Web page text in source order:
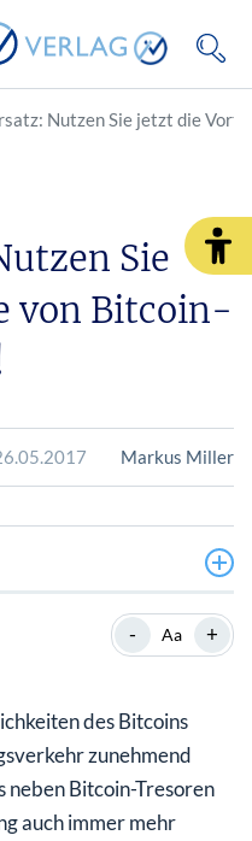
Nutzen Sie jetzt die
Sie
von Bitcoin-
Markus Miller
1.200 Bitcoin-
bieten Bitcoin-
- Aa +
des Bitcoins
zunehmend
Bitcoin-Tresoren
auch immer mehr